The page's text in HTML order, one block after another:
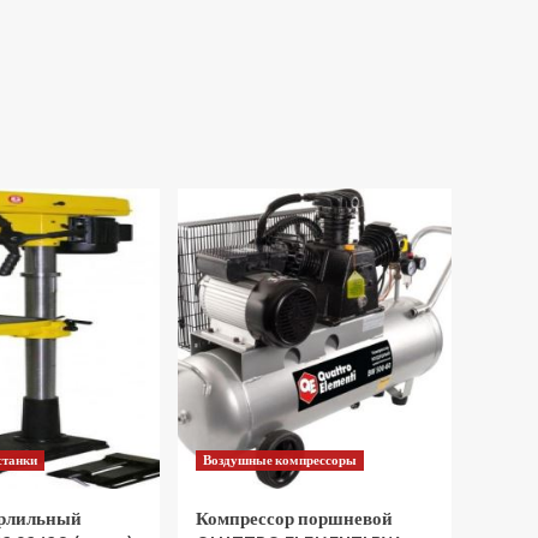
Воздушные компрессоры
Компрессор поршневой